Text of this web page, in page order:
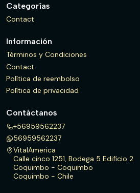
Categorías
Contact
Información
Términos y Condiciones
Contact
Política de reembolso
Política de privacidad
Contáctanos
+56959562237
56959562237
VitalAmerica
Calle cinco 1251, Bodega 5 Edificio 2
Coquimbo - Coquimbo
Coquimbo - Chile